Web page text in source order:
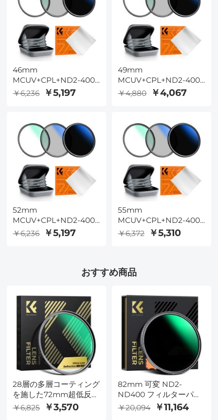
46mm
MCUV+CPL+ND2-400
(1-9段) レンズフィルター
キット - 18層コーティン
クリーニングクロス付き
- Nano-Klearシリーズ
￥6,236 ￥5,197
49mm
MCUV+CPL+ND2-400
(1-9段) レンズフィルター
キット - 18層コーティン
クリーニングクロス付き
- Nano-Klearシリーズ
￥4,880 ￥4,067
52mm
MCUV+CPL+ND2-400
(1-9段) レンズフィルター
- Nano-Klearシリーズ
￥6,236 ￥5,197
55mm
MCUV+CPL+ND2-400
(1-9段) レンズフィルター
- Nano-Klearシリーズ
￥6,372 ￥5,310
おすすめ商品
28層の多層コーティング
を施した72mm超低反射
UVフィルター Nano-X
シリーズ
￥6,825 ￥3,570
82mm 可変 ND2-
ND400 フィルターパタ
ー付 28層ナノコーティ
ングの減光フィルター
￥20,094 ￥11,164